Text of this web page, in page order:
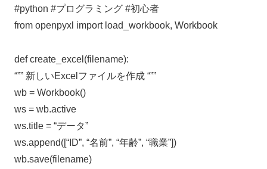
#python #プログラミング #初心者
from openpyxl import load_workbook, Workbook
def create_excel(filename):
“”” 新しいExcelファイルを作成 “””
wb = Workbook()
ws = wb.active
ws.title = “データ”
ws.append([“ID”, “名前”, “年齢”, “職業”])
wb.save(filename)